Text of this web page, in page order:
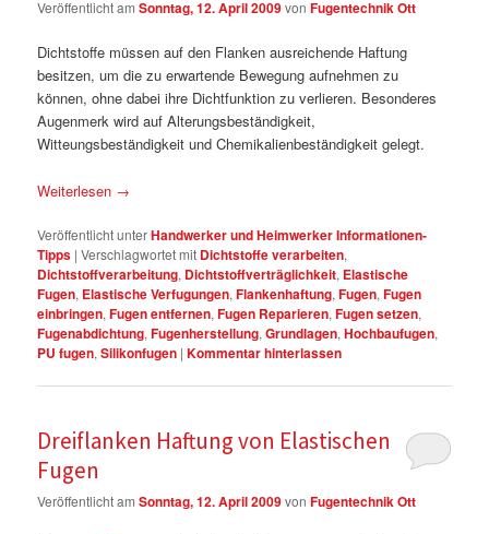
Veröffentlicht amSonntag, 12. April 2009vonFugentechnik Ott
Dichtstoffe müssen auf den Flanken ausreichende Haftung
besitzen, um die zu erwartende Bewegung aufnehmen zu
können, ohne dabei ihre Dichtfunktion zu verlieren. Besonderes
Augenmerk wird auf Alterungsbeständigkeit,
Witteungsbeständigkeit und Chemikalienbeständigkeit gelegt.
Weiterlesen →
Veröffentlicht unterHandwerker und Heimwerker Informationen-
Tipps |Verschlagwortet mit Dichtstoffe verarbeiten,
Dichtstoffverarbeitung, Dichtstoffverträglichkeit, Elastische
Fugen, Elastische Verfugungen,Flankenhaftung,Fugen,Fugen
einbringen,Fugen entfernen,Fugen Reparieren,Fugen setzen,
Fugenabdichtung,Fugenherstellung,Grundlagen,Hochbaufugen,
PU fugen,Silikonfugen |Kommentar hinterlassen
Dreiflanken Haftung von Elastischen
Fugen
Veröffentlicht amSonntag, 12. April 2009vonFugentechnik Ott